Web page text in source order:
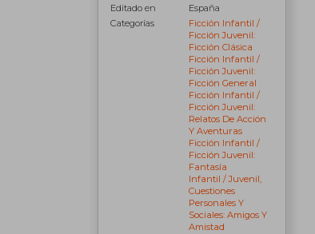
Editado en
España
Categorías
Ficción Infantil /
Ficción Juvenil:
Ficción Clásica
Ficción Infantil /
Ficción Juvenil:
Ficción General
Ficción Infantil /
Ficción Juvenil:
Relatos De Acción
Y Aventuras
Ficción Infantil /
Ficción Juvenil:
Fantasía
Infantil / Juvenil,
Cuestiones
Personales Y
Sociales: Amigos Y
Amistad